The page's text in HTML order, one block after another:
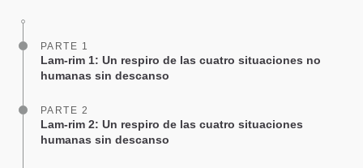
PARTE 1
Lam-rim 1: Un respiro de las cuatro situaciones no
humanas sin descanso
PARTE 2
Lam-rim 2: Un respiro de las cuatro situaciones
humanas sin descanso